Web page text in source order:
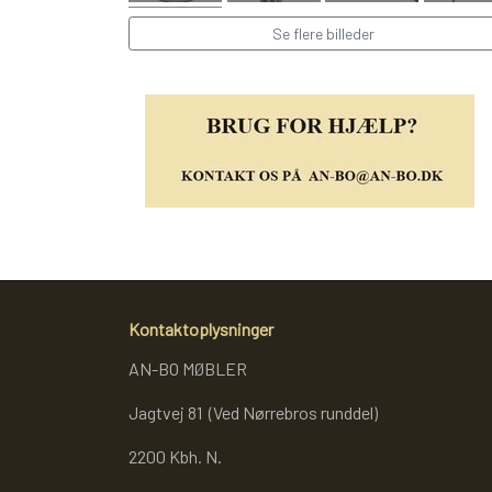
Se flere billeder
Kontaktoplysninger
AN-BO MØBLER
Jagtvej 81 (Ved Nørrebros runddel)
2200 Kbh. N.